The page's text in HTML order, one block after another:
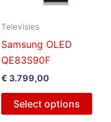
Televisies
Samsung OLED
QE83S90F
€ 3.799,00
Select options